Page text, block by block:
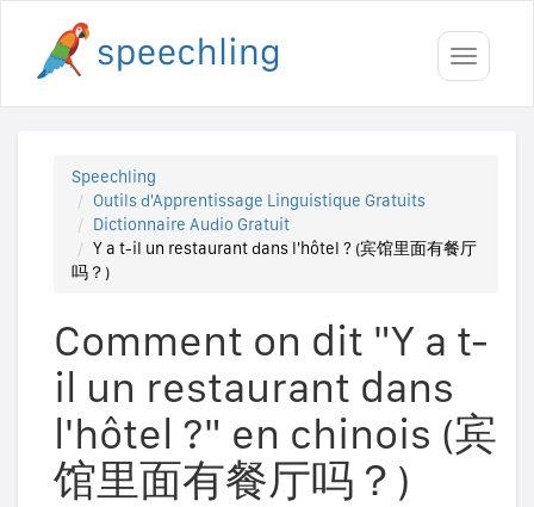
Toggle
Speechling
Outils d'Apprentissage Linguistique Gratuits
Dictionnaire Audio Gratuit
Y a t-il un restaurant dans l'hôtel ? (宾馆里面有餐厅
吗？)
Comment on dit "Y a t-
il un restaurant dans
l'hôtel ?" en chinois (宾
馆里面有餐厅吗？)